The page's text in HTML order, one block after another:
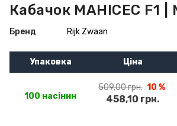
Кабачок МАНІСЕС F1 |
Бренд Rijk Zwaan
Упаковка Ціна
100 насінин
509,00 грн. 10 %
458,10 грн.